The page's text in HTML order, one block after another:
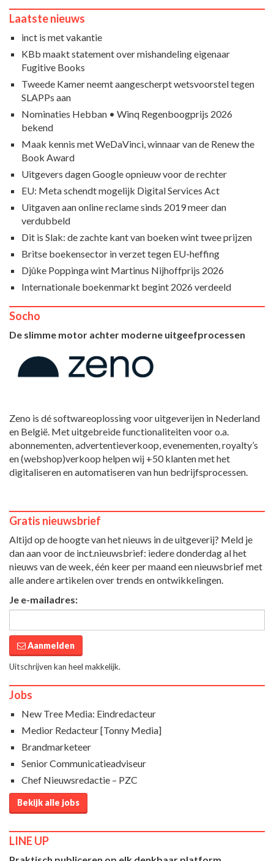
Laatste nieuws
inct is met vakantie
KBb maakt statement over mishandeling eigenaar
Fugitive Books
Tweede Kamer neemt aangescherpt wetsvoorstel tegen
SLAPPs aan
Nominaties Hebban • Winq Regenboogprijs 2026
bekend
Maak kennis met WeDaVinci, winnaar van de Renew the
Book Award
Uitgevers dagen Google opnieuw voor de rechter
EU: Meta schendt mogelijk Digital Services Act
Uitgaven aan online reclame sinds 2019 meer dan
verdubbeld
Dit is Slak: de zachte kant van boeken wint twee prijzen
Britse boekensector in verzet tegen EU-heffing
Djûke Poppinga wint Martinus Nijhoffprijs 2026
Internationale boekenmarkt begint 2026 verdeeld
Socho
De slimme motor achter moderne uitgeefprocessen
Zeno is dé softwareoplossing voor uitgeverijen in Nederland
en België. Met uitgebreide functionaliteiten voor o.a.
abonnementen, advertentieverkoop, evenementen, royalty’s
en (webshop)verkoop helpen wij +50 klanten met het
digitaliseren en automatiseren van hun bedrijfsprocessen.
Gratis nieuwsbrief
Altijd op de hoogte van het nieuws in de uitgeverij? Meld je
dan aan voor de inct.nieuwsbrief: iedere donderdag al het
nieuws van de week, één keer per maand een nieuwsbrief met
alle andere artikelen over trends en ontwikkelingen.
Je e-mailadres:
Aanmelden
Uitschrijven kan heel makkelijk.
Jobs
New Tree Media: Eindredacteur
Medior Redacteur [Tonny Media]
Brandmarketeer
Senior Communicatieadviseur
Chef Nieuwsredactie – PZC
Bekijk alle jobs
LINE UP